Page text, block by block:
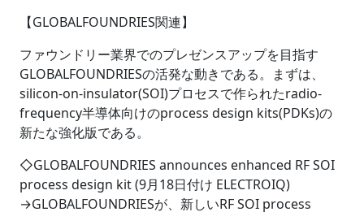
【GLOBALFOUNDRIES関連】
ファウンドリー業界でのプレゼンスアップを目指す
GLOBALFOUNDRIESの活発な動きである。まずは、
silicon-on-insulator(SOI)プロセスで作られたradio-
frequency半導体向けのprocess design kits(PDKs)の
新たな強化版である。
◇GLOBALFOUNDRIES announces enhanced RF SOI
process design kit (9月18日付け ELECTROIQ)
→GLOBALFOUNDRIESが、新しいRF SOI process